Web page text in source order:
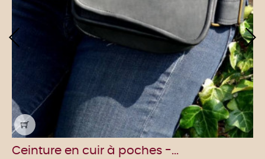
Ceinture en cuir à poches -...
›